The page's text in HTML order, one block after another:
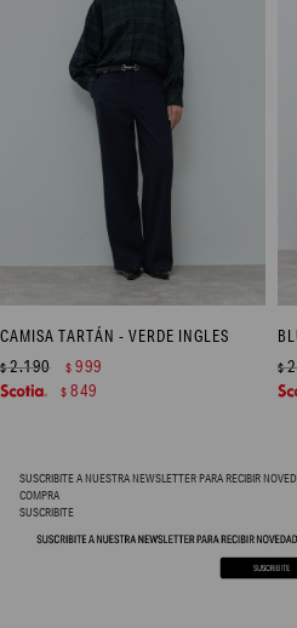
CAMISA TARTÁN - VERDE INGLES
$2.190 $ 999
$ 849
$
SUSCRIBITE A NUESTRA NEWSLETTER PARA RECIBIR
COMPRA
SUSCRIBITE